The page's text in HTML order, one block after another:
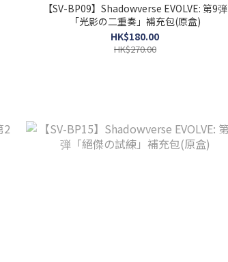
【SV-BP09】Shadowverse EVOLVE: 第9弾
「光影の二重奏」補充包(原盒)
HK$180.00
HK$270.00